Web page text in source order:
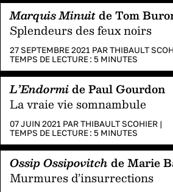
Marquis Minuitde Tom
Splendeurs des feux noirs
27 SEPTEMBRE 2021 PARTHIBAULT
TEMPS DE LECTURE : 5 MINUTES
L’Endormide Paul Gourdon
La vraie vie somnambule
07 JUIN 2021 PARTHIBAULT SCOHIER |
TEMPS DE LECTURE : 5 MINUTES
Ossip Ossipovitch de Marie
Murmures d’insurrections